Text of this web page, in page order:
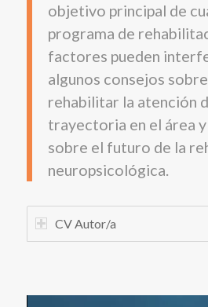
objetivo principal de
programa de
factores pueden
algunos consejos
rehabilitar la atención
trayectoria en el área y
sobre el futuro de la
neuropsicológica.
CV Autor/a